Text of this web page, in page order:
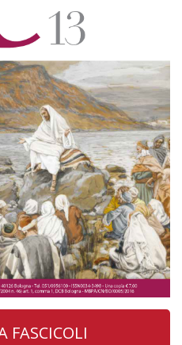
FASCICOLI